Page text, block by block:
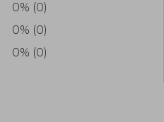
0% (0)
0% (0)
0% (0)